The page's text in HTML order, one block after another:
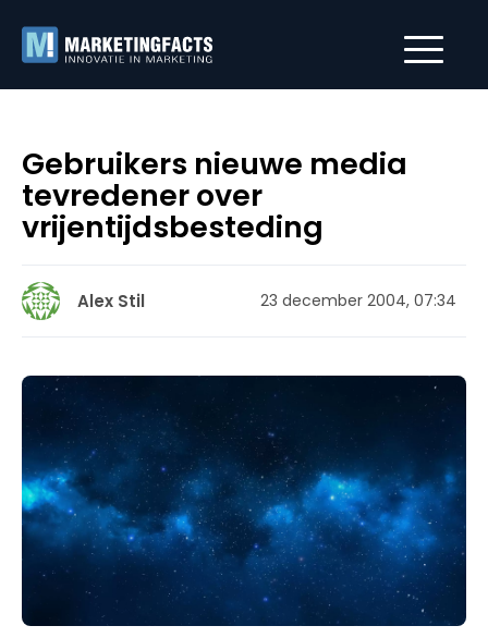
Gebruikers nieuwe media
tevredener over
vrijentijdsbesteding
Alex Stil 23 december 2004, 07:34